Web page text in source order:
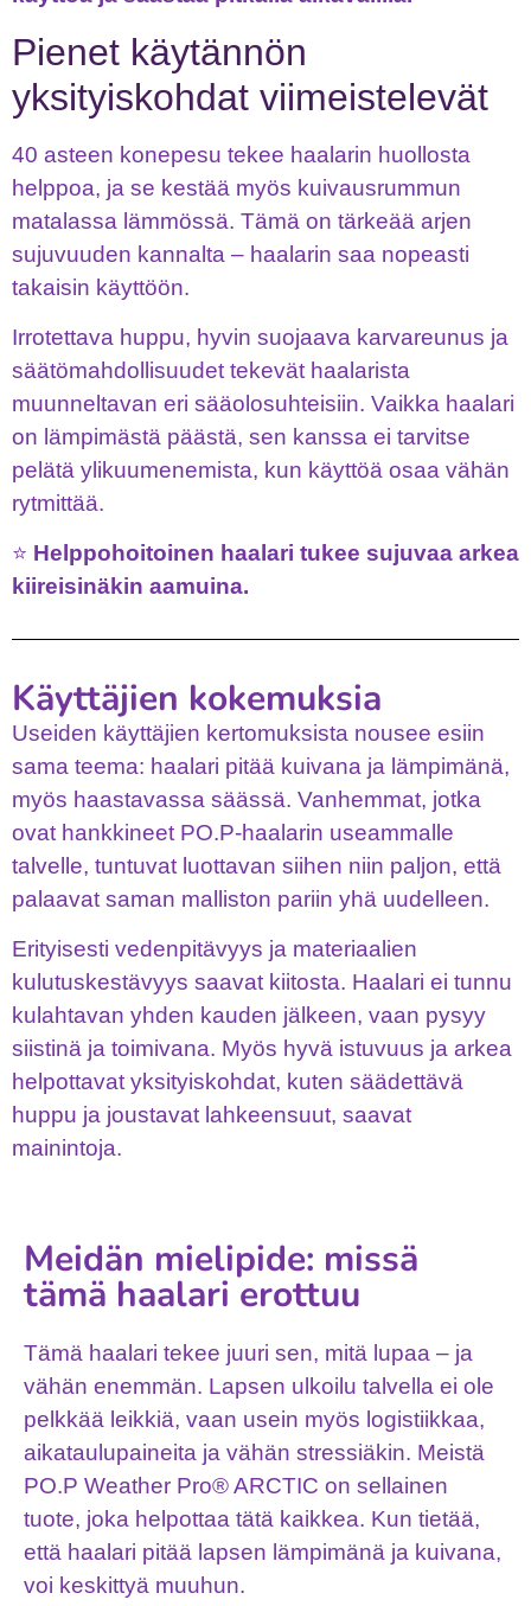
Pienet käytännön
yksityiskohdat viimeistelevät
40 asteen konepesu tekee haalarin huollosta
helppoa, ja se kestää myös kuivausrummun
matalassa lämmössä. Tämä on tärkeää arjen
sujuvuuden kannalta – haalarin saa nopeasti
takaisin käyttöön.
Irrotettava huppu, hyvin suojaava karvareunus ja
säätömahdollisuudet tekevät haalarista
muunneltavan eri sääolosuhteisiin. Vaikka haalari
on lämpimästä päästä, sen kanssa ei tarvitse
pelätä ylikuumenemista, kun käyttöä osaa vähän
rytmittää.
⭐ Helppohoitoinen haalari tukee sujuvaa arkea
kiireisinäkin aamuina.
Käyttäjien kokemuksia
Useiden käyttäjien kertomuksista nousee esiin
sama teema: haalari pitää kuivana ja lämpimänä,
myös haastavassa säässä. Vanhemmat, jotka
ovat hankkineet PO.P-haalarin useammalle
talvelle, tuntuvat luottavan siihen niin paljon, että
palaavat saman malliston pariin yhä uudelleen.
Erityisesti vedenpitävyys ja materiaalien
kulutuskestävyys saavat kiitosta. Haalari ei tunnu
kulahtavan yhden kauden jälkeen, vaan pysyy
siistinä ja toimivana. Myös hyvä istuvuus ja arkea
helpottavat yksityiskohdat, kuten säädettävä
huppu ja joustavat lahkeensuut, saavat
mainintoja.
Meidän mielipide: missä
tämä haalari erottuu
Tämä haalari tekee juuri sen, mitä lupaa – ja
vähän enemmän. Lapsen ulkoilu talvella ei ole
pelkkää leikkiä, vaan usein myös logistiikkaa,
aikataulupaineita ja vähän stressiäkin. Meistä
PO.P Weather Pro® ARCTIC on sellainen
tuote, joka helpottaa tätä kaikkea. Kun tietää,
että haalari pitää lapsen lämpimänä ja kuivana,
voi keskittyä muuhun.